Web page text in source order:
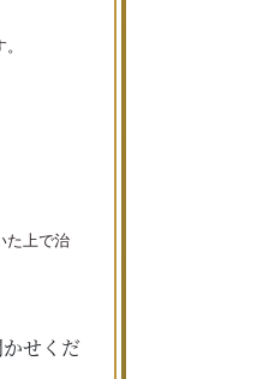
た上で治
せくだ